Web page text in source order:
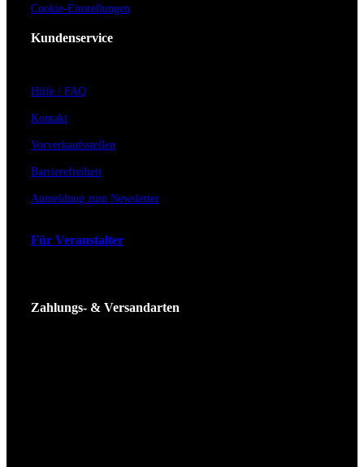
Cookie-Einstellungen
Kundenservice
Hilfe / FAQ
Kontakt
Vorverkaufsstellen
Barrierefreiheit
Anmeldung zum Newsletter
Für Veranstalter
Zahlungs- & Versandarten